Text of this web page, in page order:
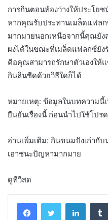
การกินตอนท้องว่างให้ประโย
หากคุณรับประทานเมล็ดแฟล
มากมายนอกเหนือจากนี้คุณยั
ผงได้ในขณะที่เมล็ดแฟลกซ์ยั
คือคุณสามารถรักษาตัวเองให้
กินลินซีดด้วยวิธีใดก็ได้
หมายเหตุ: ข้อมูลในบทความนี้
ยืนยันเรื่องนี้ ก่อนนำไปใช้โปร
อ่านเพิ่มเติม: กินขนมปังเก่ากั
เอาชนะปัญหามากมาย
ดูทีวีสด